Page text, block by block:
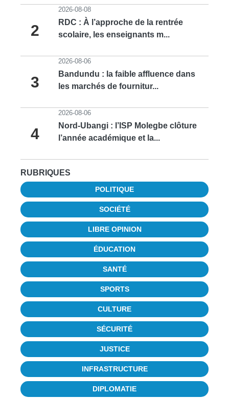
2
2026-08-08
RDC : À l’approche de la rentrée
scolaire, les enseignants m...
3
2026-08-06
Bandundu : la faible affluence dans
les marchés de fournitur...
4
2026-08-06
Nord-Ubangi : l’ISP Molegbe clôture
l’année académique et la...
RUBRIQUES
POLITIQUE
SOCIÉTÉ
LIBRE OPINION
ÉDUCATION
SANTÉ
SPORTS
CULTURE
SÉCURITÉ
JUSTICE
INFRASTRUCTURE
DIPLOMATIE